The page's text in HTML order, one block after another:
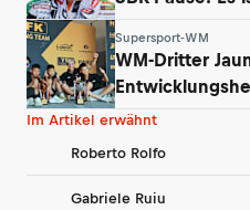
Supersport-WM
WM-Dritter
Im Artikel erwähnt
Roberto Rolfo
Gabriele Ruiu